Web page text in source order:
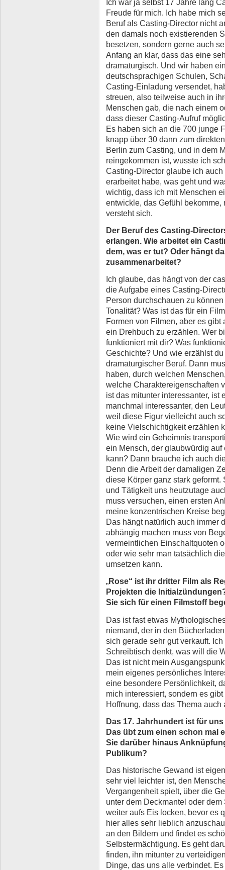
Ich war ja selbst 17 Jahre lang
Freude für mich. Ich habe mich
Beruf als Casting-Director nicht
den damals noch existierenden
besetzen, sondern gerne auch
Anfang an klar, dass das eine
dramaturgisch. Und wir haben
deutschsprachigen Schulen,
Casting-Einladung versendet,
streuen, also teilweise auch in
Menschen gab, die nach einem
dass dieser Casting-Aufruf
Es haben sich an die 700 junge
knapp über 30 dann zum
Berlin zum Casting, und in dem
reingekommen ist, wusste ich
Casting-Director glaube ich
erarbeitet habe, was geht und
wichtig, dass ich mit Menschen
entwickle, das Gefühl
versteht sich.
Der Beruf des Casting-
erlangen. Wie arbeitet ein
dem, was er tut? Oder hängt
zusammenarbeitet?
Ich glaube, das hängt von der
die Aufgabe eines Casting-
Person durchschauen zu
Tonalität? Was ist das für ein
Formen von Filmen, aber es
ein Drehbuch zu erzählen. Wer
funktioniert mit dir? Was
Geschichte? Und wie erzählst
dramaturgischer Beruf. Dann
haben, durch welchen
welche Charaktereigenschaften
ist das mitunter interessanter, ist
manchmal interessanter, den
weil diese Figur vielleicht auch
keine Vielschichtigkeit erzählen
Wie wird ein Geheimnis
ein Mensch, der glaubwürdig
kann? Dann brauche ich auch
Denn die Arbeit der damaligen
diese Körper ganz stark
und Tätigkeit uns heutzutage
muss versuchen, einen ersten
meine konzentrischen Kreise
Das hängt natürlich auch immer
abhängig machen muss von
vermeintlichen Einschaltquoten
oder wie sehr man tatsächlich
umsetzen kann.
„Rose“ ist ihr dritter Film als
Projekten die
Sie sich für einen Filmstoff
Das ist fast etwas
niemand, der in den
sich gerade sehr gut verkauft.
Schreibtisch denkt, was will die
Das ist nicht mein
mein eigenes persönliches
eine besondere Persönlichkeit,
mich interessiert, sondern es
Hoffnung, dass das Thema
Das 17. Jahrhundert ist für
Das übt zum einen schon mal
Sie darüber hinaus
Publikum?
Das historische Gewand ist
sehr viel leichter ist, den
Vergangenheit spielt, über die
unter dem Deckmantel oder
weiter aufs Eis locken, bevor es
hier alles sehr lieblich
an den Bildern und findet es
Selbstermächtigung. Es geht
finden, ihn mitunter zu
Dinge, das uns alle verbindet.